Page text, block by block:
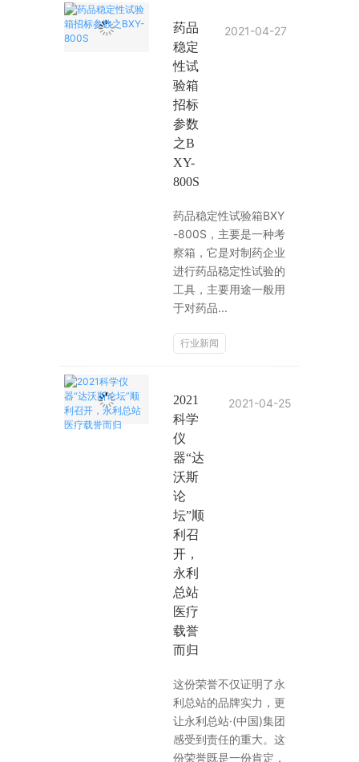
药品
稳定
性试
验箱
招标
参数
之B
XY-
800S
2021-04-27
药品稳定性试验箱BXY
-800S，主要是一种考
察箱，它是对制药企业
进行药品稳定性试验的
工具，主要用途一般用
于对药品...
行业新闻
2021
科学
仪
器“达
沃斯
论
坛”顺
利召
开，
永利
总站
医疗
载誉
而归
2021-04-25
这份荣誉不仅证明了永
利总站的品牌实力，更
让永利总站·(中国)集团
感受到责任的重大。这
份荣誉既是一份肯定，